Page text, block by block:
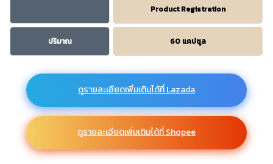
Product Registration
ปริมาณ 60 แคปซูล
ดูรายละเอียดเพิ่มเติมได้ที่ Lazada
ดูรายละเอียดเพิ่มเติมได้ที่ Shopee